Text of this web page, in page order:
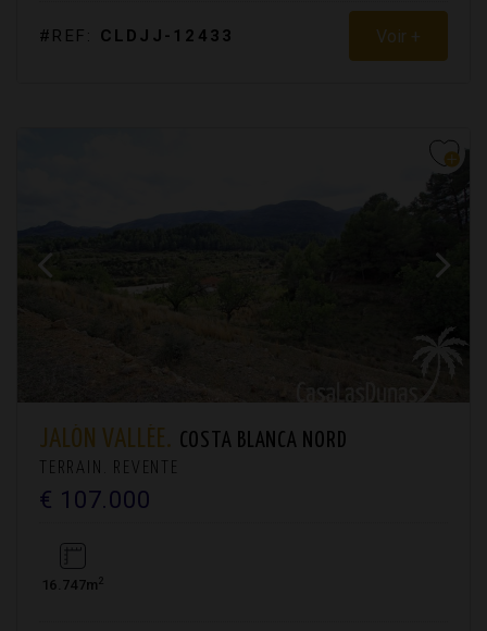
#REF: CLDJJ-12433 Voir +
JALÓN VALLÉE. COSTA BLANCA NORD
TERRAIN. REVENTE
€ 107.000
16.747m2